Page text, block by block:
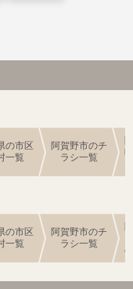
の市区
一覧
阿賀野市のチ
ラシ一覧
の市区
一覧
阿賀野市のチ
ラシ一覧